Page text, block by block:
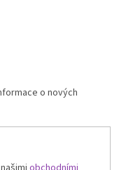
o nových